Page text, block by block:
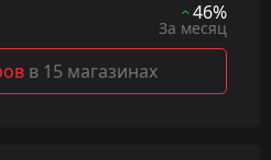
46%
За месяц
в 15 магазинах